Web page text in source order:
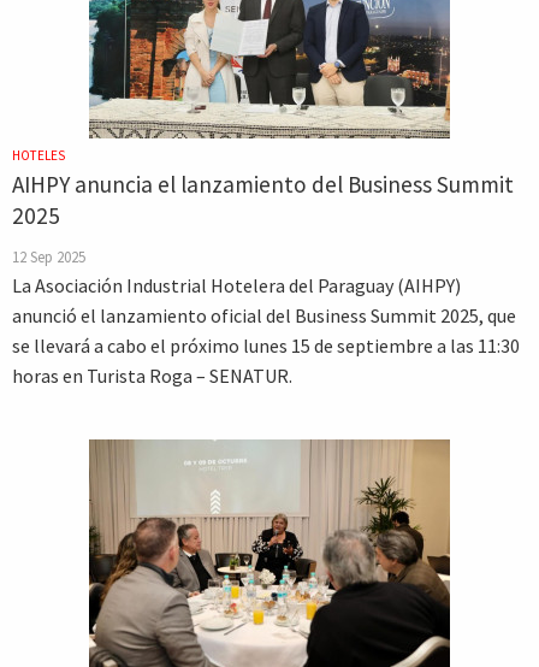
HOTELES
AIHPY anuncia el lanzamiento del Business Summit
2025
12 Sep 2025
La Asociación Industrial Hotelera del Paraguay (AIHPY)
anunció el lanzamiento oficial del Business Summit 2025, que
se llevará a cabo el próximo lunes 15 de septiembre a las 11:30
horas en Turista Roga – SENATUR.